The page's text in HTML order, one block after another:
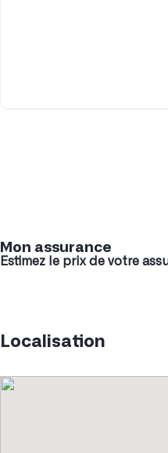
Mon assurance
Estimez le prix de votre
Localisation